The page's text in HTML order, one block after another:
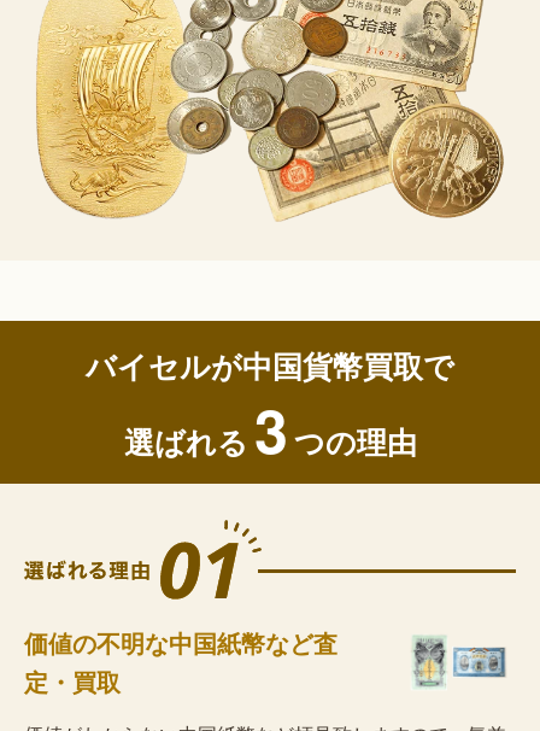
バイセルが中国貨幣買取で
選ばれる 3つの理由
価値の不明な中国紙幣など査
定・買取